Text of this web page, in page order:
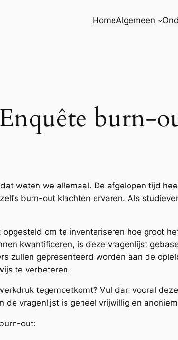
HomeAlgemeen
burn-
weten we allemaal. De afgelopen tijd
burn-out klachten ervaren. Als
om te inventariseren hoe groot
kwantificeren, is deze vragenlijst
zullen gepresenteerd worden aan de
te verbeteren.
tegemoetkomt? Vul dan vooral
vragenlijst is geheel vrijwillig en
out: